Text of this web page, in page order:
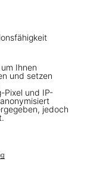
Ihnen
und setzen
Pixel und IP-
jedoch
Texts
to